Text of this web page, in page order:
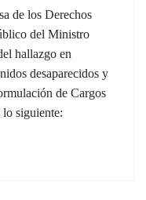
de los Derechos
del Ministro
hallazgo en
desaparecidos y
de Cargos
siguiente: